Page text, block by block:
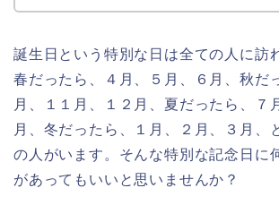
誕生日という特別な日は全ての人に訪
春だったら、４月、５月、６月、秋だ
月、１１月、１２月、夏だったら、７
月、冬だったら、１月、２月、３月、
の人がいます。そんな特別な記念日に
があってもいいと思いませんか？